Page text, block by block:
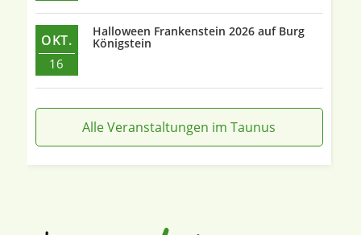
OKT.
16
Halloween Frankenstein 2026 auf Burg
Königstein
Alle Veranstaltungen im Taunus